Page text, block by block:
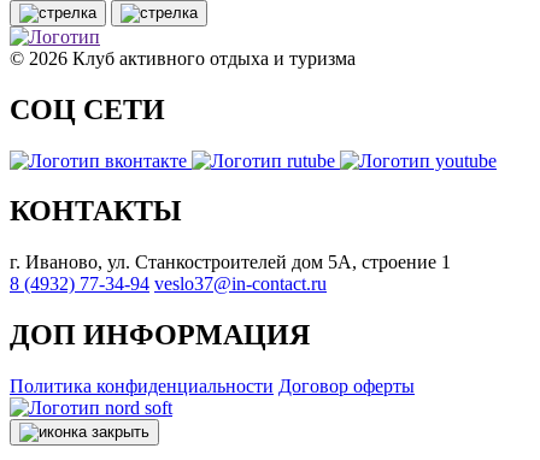
© 2026 Клуб активного отдыха и туризма
СОЦ СЕТИ
КОНТАКТЫ
г. Иваново, ул. Станкостроителей дом 5А, строение 1
8 (4932) 77-34-94 veslo37@in-contact.ru
ДОП ИНФОРМАЦИЯ
Политика конфиденциальности Договор оферты